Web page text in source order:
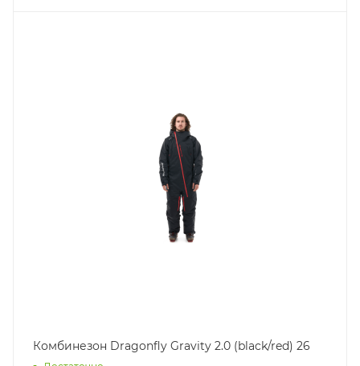
Комбинезон Dragonfly Gravity 2.0 (black/red) 26